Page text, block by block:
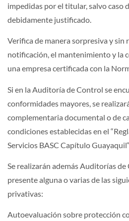
impedidas por el titular, salvo caso
debidamente justificado.
Verifica de manera sorpresiva y sin
notificación, el mantenimiento y la
una empresa certificada con la
Si en la Auditoría de Control se
conformidades mayores, se
complementaria documental o de
condiciones establecidas en el
Servicios BASC Capítulo Guayaquil“.
Se realizarán además Auditorías
presente alguna o varias de las
privativas:
Autoevaluación sobre protección